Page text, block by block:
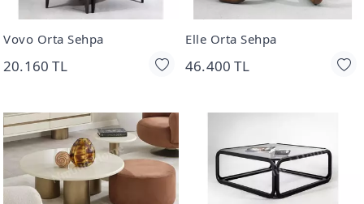
Vovo Orta Sehpa
20.160 TL
Elle Orta Sehpa
46.400 TL